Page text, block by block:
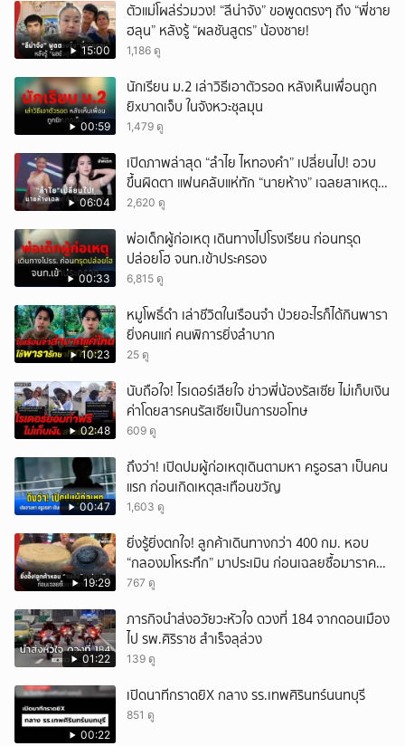
15:00
ตัวแม่โผล่ร่วมวง! “ลีน่าจัง” ขอพูดตรงๆ ถึง “พี่ชาย
ฮลุน” หลังรู้ “ผลชันสูตร” น้องชาย!
1,186 ดู
00:59
นักเรียน ม.2 เล่าวิธีเอาตัวรอด หลังเห็นเพื่อนถูก
ยิxบาดเจ็บ ในจังหวะชุลมุน
1,479 ดู
06:04
เปิดภาพล่าสุด “ลำไย ไหทองคำ” เปลี่ยนไป! อวบ
ขึ้นผิดตา แฟนคลับแห่ทัก “นายห้าง” เฉลยสาเหตุ
ชัด!
2,620 ดู
00:33
พ่อเด็กผู้ก่อเหตุ เดินทางไปโรงเรียน ก่อนทรุด
ปล่อยโฮ จนท.เข้าประครอง
6,815 ดู
10:23
หมูโพธิ์ดำ เล่าชีวิตในเรือนจำ ป่วยอะไรก็ได้กินพารา
ยิ่งคนแก่ คนพิการยิ่งลำบาก
25 ดู
02:48
นับถือใจ! ไรเดอร์เสียใจ ข่าวพี่น้องรัสเซีย ไม่เก็บเงิน
ค่าโดยสารคนรัสเซียเป็นการขอโทษ
609 ดู
00:47
ถึงว่า! เปิดปมผู้ก่อเหตุเดินตามหา ครูอรสา เป็นคน
แรก ก่อนเกิดเหตุสะเทือนขวัญ
1,603 ดู
19:29
ยิ่งรู้ยิ่งตกใจ! ลูกค้าเดินทางกว่า 400 กม. หอบ
“กลองมโหระทึก” มาประเมิน ก่อนเฉลยซื้อมาราคา
เท่าไหร่?
767 ดู
01:22
ภารกิจนำส่งอวัยวะหัวใจ ดวงที่ 184 จากดอนเมือง
ไป รพ.ศิริราช สำเร็จลุล่วง
139 ดู
00:22
เปิดนาทีกราดยิX กลาง รร.เทพศิรินทร์นนทบุรี
851 ดู